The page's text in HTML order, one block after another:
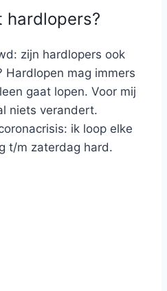
hardlopers?
zijn hardlopers ook
Hardlopen mag immers
gaat lopen. Voor mij
niets verandert.
ik loop elke
t/m zaterdag hard.